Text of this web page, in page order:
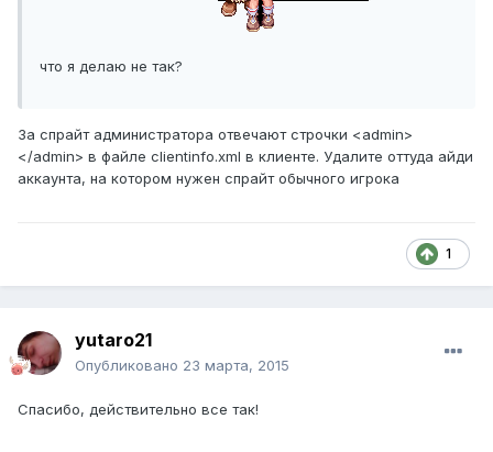
что я делаю не так?
За спрайт администратора отвечают строчки <admin>
</admin> в файле clientinfo.xml в клиенте. Удалите оттуда айди
аккаунта, на котором нужен спрайт обычного игрока
1
yutaro21
Опубликовано 23 марта, 2015
Спасибо, действительно все так!